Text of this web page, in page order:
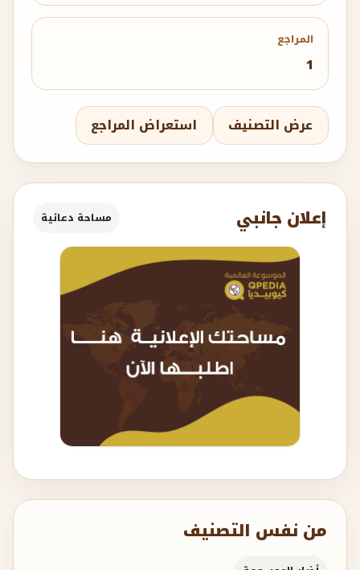
المراجع
1
عرض التصنيف استعراض المراجع
إعلان جانبي مساحة دعائية
من نفس التصنيف